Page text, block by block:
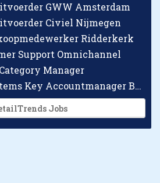
GWW Amsterdam
Civiel Nijmegen
Ridderkerk
Support Omnichannel
Manager
Checkpoint Systems Key Accountmanager Benelux
Jobs